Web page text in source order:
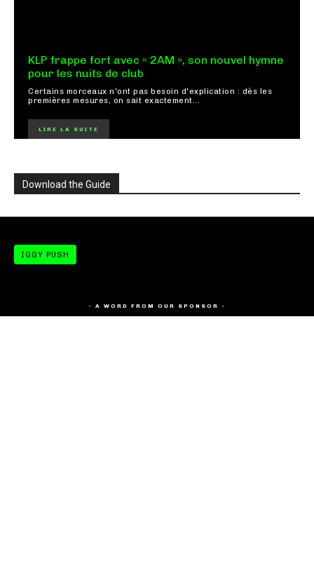
KLP frappe fort avec « 2AM », son nouvel hymne
pour les nuits de club
Certains morceaux n'ont pas besoin d'explication : dès les
premières mesures, on sait exactement...
LIRE LA SUITE
Download the Guide
IGGY PUSH
- A WORD FROM OUR SPONSOR -